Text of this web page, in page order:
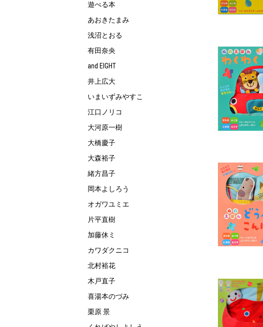
遊べる本
あおきたまみ
浅沼とおる
有田奈央
and EIGHT
井上広大
いまいずみやすこ
江口ノリコ
大河原一樹
大橋慶子
大森裕子
緒方昌子
岡本よしろう
オガワユミエ
片平直樹
加藤休ミ
カワダクニコ
北村裕花
木戸直子
喜湯本のづみ
栗原 景